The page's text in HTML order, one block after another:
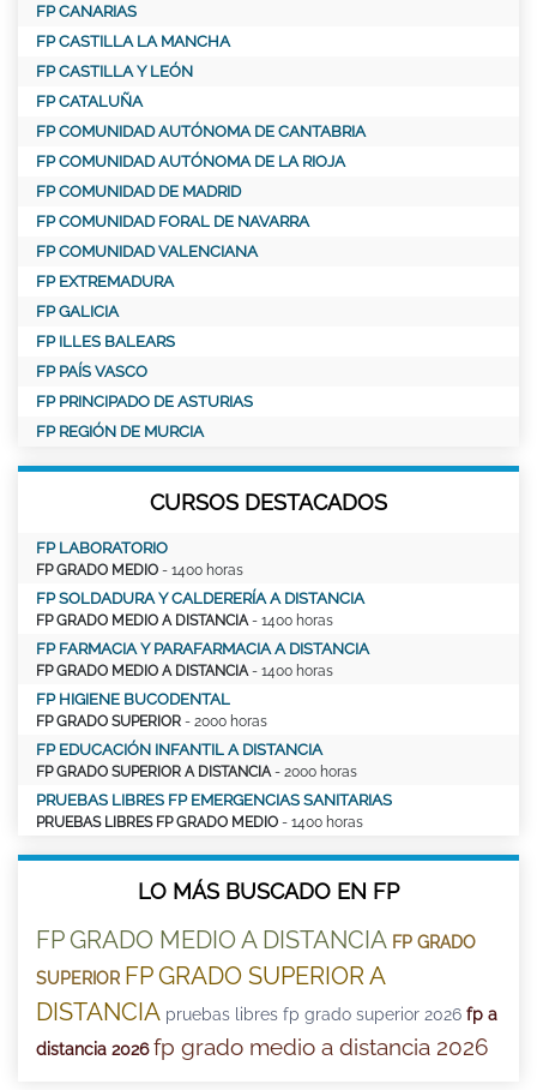
FP CANARIAS
FP CASTILLA LA MANCHA
FP CASTILLA Y LEÓN
FP CATALUÑA
FP COMUNIDAD AUTÓNOMA DE CANTABRIA
FP COMUNIDAD AUTÓNOMA DE LA RIOJA
FP COMUNIDAD DE MADRID
FP COMUNIDAD FORAL DE NAVARRA
FP COMUNIDAD VALENCIANA
FP EXTREMADURA
FP GALICIA
FP ILLES BALEARS
FP PAÍS VASCO
FP PRINCIPADO DE ASTURIAS
FP REGIÓN DE MURCIA
CURSOS DESTACADOS
FP LABORATORIO
FP GRADO MEDIO - 1400 horas
FP SOLDADURA Y CALDERERÍA A DISTANCIA
FP GRADO MEDIO A DISTANCIA - 1400 horas
FP FARMACIA Y PARAFARMACIA A DISTANCIA
FP GRADO MEDIO A DISTANCIA - 1400 horas
FP HIGIENE BUCODENTAL
FP GRADO SUPERIOR - 2000 horas
FP EDUCACIÓN INFANTIL A DISTANCIA
FP GRADO SUPERIOR A DISTANCIA - 2000 horas
PRUEBAS LIBRES FP EMERGENCIAS SANITARIAS
PRUEBAS LIBRES FP GRADO MEDIO - 1400 horas
LO MÁS BUSCADO EN FP
FP GRADO MEDIO A DISTANCIA FP GRADO
SUPERIOR FP GRADO SUPERIOR A
DISTANCIA pruebas libres fp grado superior 2026 fp a
distancia 2026 fp grado medio a distancia 2026